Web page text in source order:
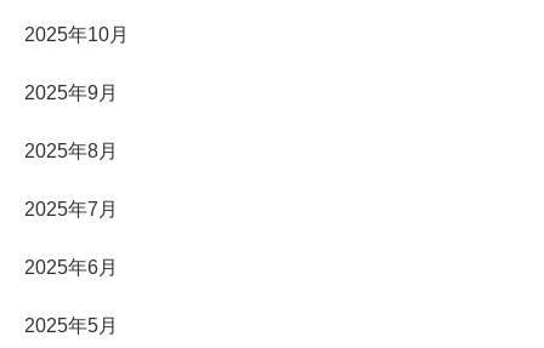
2025年10月
2025年9月
2025年8月
2025年7月
2025年6月
2025年5月